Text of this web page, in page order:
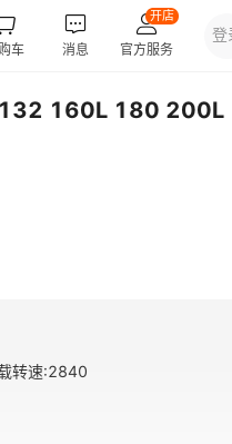
132 160L 180 200L
转速:2840